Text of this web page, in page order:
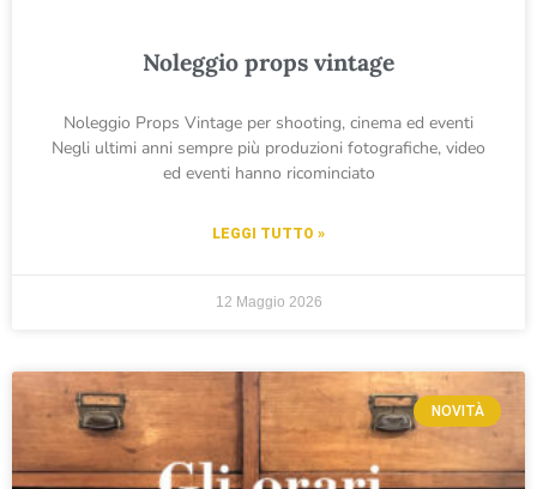
Noleggio props vintage
Noleggio Props Vintage per shooting, cinema ed eventi
Negli ultimi anni sempre più produzioni fotografiche, video
ed eventi hanno ricominciato
LEGGI TUTTO »
12 Maggio 2026
NOVITÀ